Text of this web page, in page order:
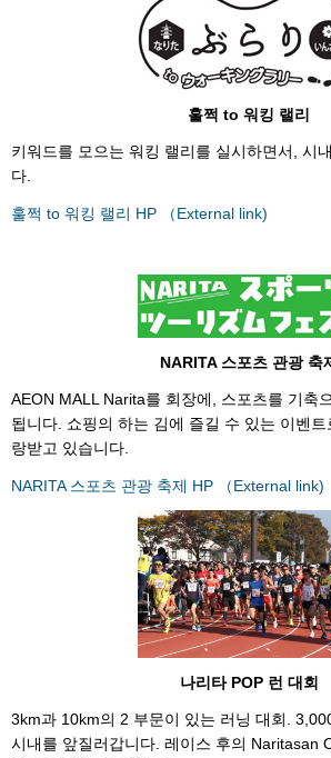
훌쩍 to 워킹 랠리
키워드를 모으는 워킹 랠리를 실시하면서, 시
다.
훌쩍 to 워킹 랠리 HP （External link)
NARITA 스포츠 관광 축
AEON MALL Narita를 회장에, 스포츠를 기축
됩니다. 쇼핑의 하는 김에 즐길 수 있는 이벤
랑받고 있습니다.
NARITA 스포츠 관광 축제 HP （External link)
나리타 POP 런 대회
3km과 10km의 2 부문이 있는 러닝 대회.
시내를 앞질러갑니다. 레이스 후의 Naritasan